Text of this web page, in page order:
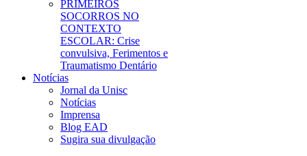
PRIMEIROS
SOCORROS NO
CONTEXTO
ESCOLAR: Crise
convulsiva, Ferimentos e
Traumatismo Dentário
Notícias
Jornal da Unisc
Notícias
Imprensa
Blog EAD
Sugira sua divulgação